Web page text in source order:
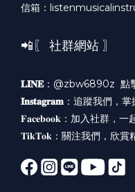
信箱：
📲〖 社群網站 〗
𝐋𝐈𝐍𝐄：@zbw6890z 點
𝐈𝐧𝐬𝐭𝐚𝐠𝐫𝐚𝐦 ： 追蹤我們，掌
𝐅𝐚𝐜𝐞𝐛𝐨𝐨𝐤： 加入社群，一
𝐓𝐢𝐤𝐓𝐨𝐤： 關注我們，欣賞